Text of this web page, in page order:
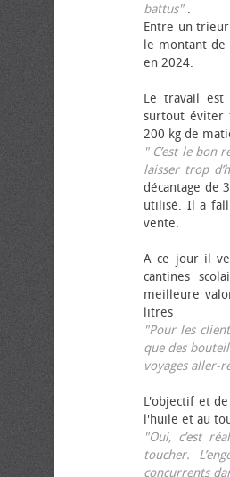
battus".
Entre un
le montant de
en 2024.
Le travail
surtout éviter
200 kg de
" C’est le bon
laisser trop
décantage de
utilisé. Il a
vente.
A ce jour il
cantines
meilleure
litres
"Pour les
que des
voyages aller-
L'objectif et
l'huile et au
"Oui, c’est
toucher.
concurrents